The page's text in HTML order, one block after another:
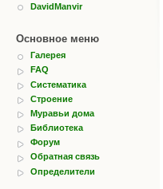
DavidManvir
Основное меню
Галерея
FAQ
Систематика
Строение
Муравьи дома
Библиотека
Форум
Обратная связь
Определители